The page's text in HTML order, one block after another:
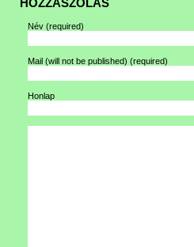
HOZZÁSZÓLÁS
Név (required)
Mail (will not be published) (required)
Honlap